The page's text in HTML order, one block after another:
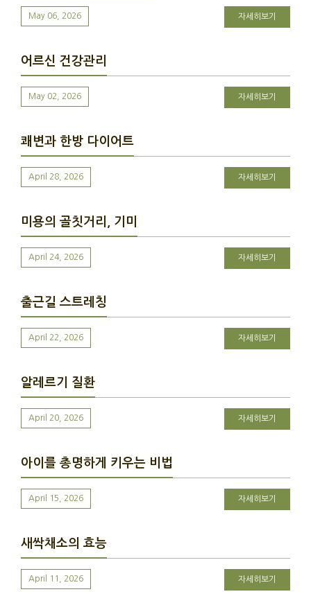
May 06, 2026 자세히보기
어르신 건강관리
May 02, 2026 자세히보기
쾌변과 한방 다이어트
April 28, 2026 자세히보기
미용의 골칫거리, 기미
April 24, 2026 자세히보기
출근길 스트레칭
April 22, 2026 자세히보기
알레르기 질환
April 20, 2026 자세히보기
아이를 총명하게 키우는 비법
April 15, 2026 자세히보기
새싹채소의 효능
April 11, 2026 자세히보기